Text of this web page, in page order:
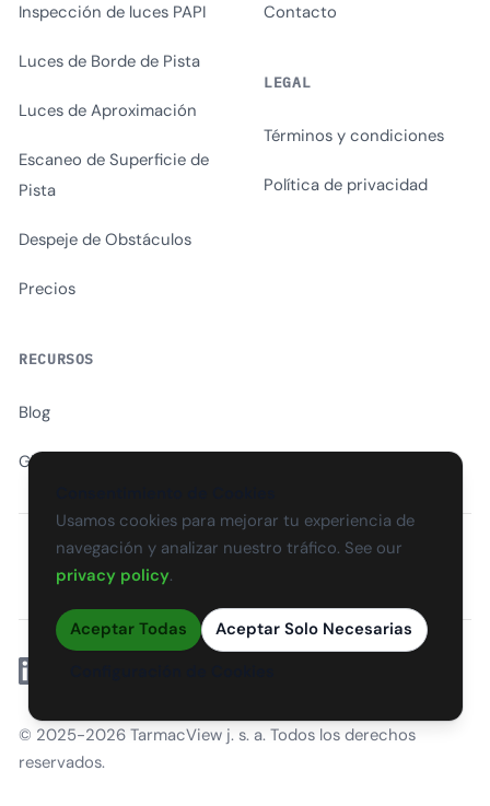
Inspección de luces PAPI
Luces de Borde de Pista
Luces de Aproximación
Escaneo de Superficie de
Pista
Despeje de Obstáculos
Precios
RECURSOS
Blog
Glosario
Contacto
LEGAL
Términos y condiciones
Política de privacidad
CS DE
Linkedin
© 2025-2026 TarmacView j. s. a. Todos los derechos
reservados.
Usamos cookies para mejorar tu experiencia de
navegación y analizar nuestro tráfico. See our
privacy policy.
Aceptar Todas
Aceptar Solo Necesarias